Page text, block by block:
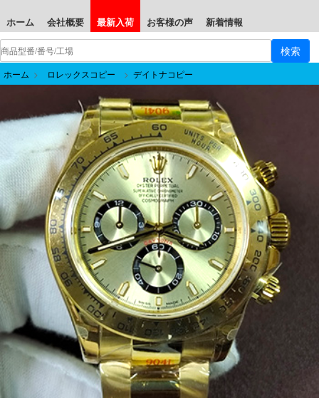
ホーム 会社概要 最新入荷 お客様の声 新着情報
ホーム > ロレックスコピー > デイトナコピー